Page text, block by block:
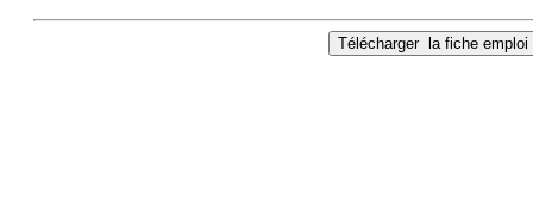
Télécharger la fiche emploi